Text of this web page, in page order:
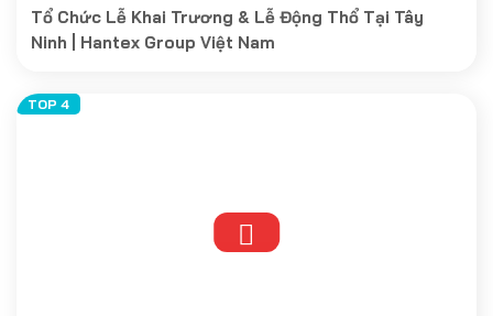
Tổ Chức Lễ Khai Trương & Lễ Động Thổ Tại Tây
Ninh | Hantex Group Việt Nam